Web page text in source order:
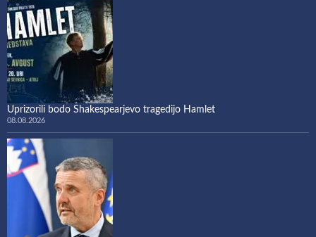
Uprizorili bodo Shakespearjevo tragedijo Hamlet
08.08.2026